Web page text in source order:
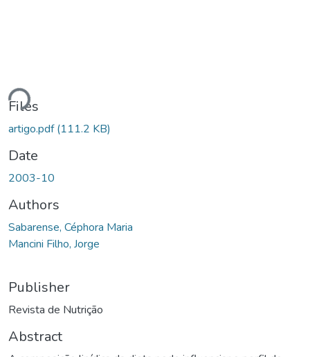
Files
artigo.pdf(111.2 KB)
Date
2003-10
Authors
Sabarense, Céphora Maria
Mancini Filho, Jorge
Publisher
Revista de Nutrição
Abstract